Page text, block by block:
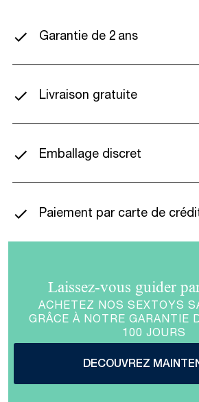
Garantie de 2 ans
Livraison gratuite
Emballage discret
Paiement par carte de
Laissez-vous guider
ACHETEZ NOS SEXTOYS
GRÂCE À NOTRE GARANTIE
100 JOURS
DECOUVREZ